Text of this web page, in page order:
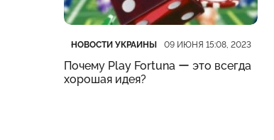
Категория
НОВОСТИ УКРАИНЫ
Дата публикации 09 ИЮНЯ 15:08, 2023
Почему Play Fortuna ー это всегда
хорошая идея?